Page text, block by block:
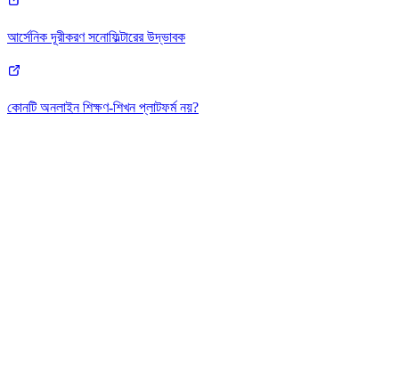
আর্সেনিক দূরীকরণ সনোফিল্টারের উদ্ভাবক
কোনটি অনলাইন শিক্ষণ-শিখন প্লাটফর্ম নয়?